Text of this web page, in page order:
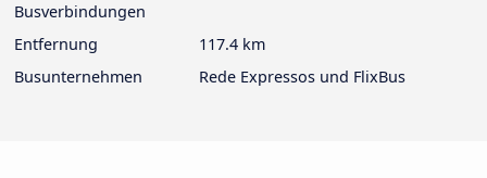
Busverbindungen
Entfernung
117.4 km
Busunternehmen
Rede Expressos und FlixBus